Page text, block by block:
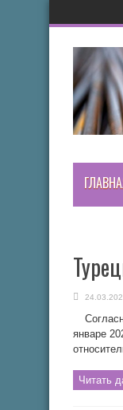
январе
Читать